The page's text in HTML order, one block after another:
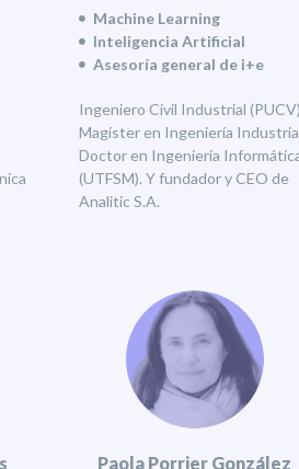
Machine Learning
Inteligencia Artificial
Asesoría general de i+e
Ingeniero Civil Industrial
Magíster en Ingeniería
Doctor en Ingeniería
(UTFSM). Y fundador y CEO de
Analitic S.A.
Paola Porrier González